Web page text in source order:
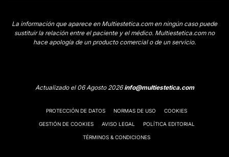
La información que aparece en Multiestetica.com en ningún caso puede
sustituir la relación entre el paciente y el médico. Multiestetica.com no
hace apología de un producto comercial o de un servicio.
Actualizado el 06 Agosto 2026info@multiestetica.com
PROTECCIÓN DE DATOS NORMAS DE USO COOKIES
GESTIÓN DE COOKIES AVISO LEGAL POLÍTICA EDITORIAL
TÉRMINOS & CONDICIONES